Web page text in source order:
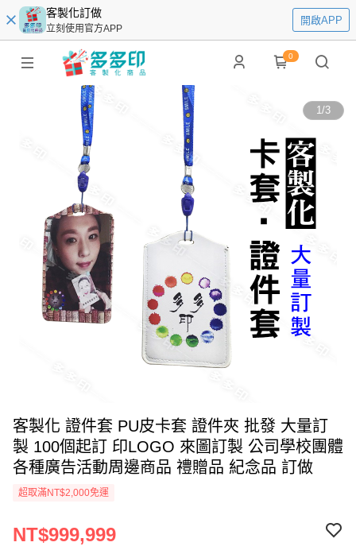
客製化訂做
立刻使用官方APP
開啟APP
0
1/3
客製化 證件套 PU皮卡套 證件夾 批發 大量訂
製 100個起訂 印LOGO 來圖訂製 公司學校團體
各種廣告活動周邊商品 禮贈品 紀念品 訂做
超取滿NT$2,000免運
NT$999,999